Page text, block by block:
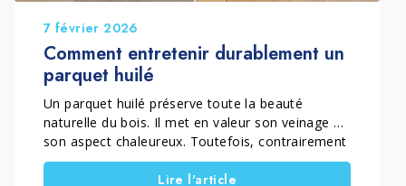
7 février 2026
Comment entretenir durablement un
parquet huilé
Un parquet huilé préserve toute la beauté
naturelle du bois. Il met en valeur son veinage et
son aspect chaleureux. Toutefois, contrairement
à un parquet verni, il nécessite un entretien
spécifique. Cet entretien permet de préserver
Lire l'article